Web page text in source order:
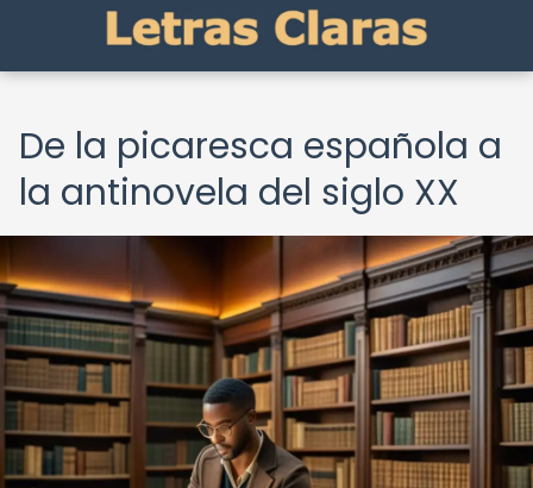
De la picaresca española a
la antinovela del siglo XX